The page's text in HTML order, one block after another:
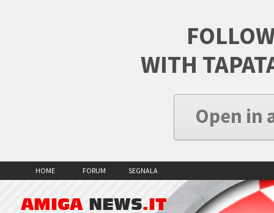
WITH
Open in
HOME FORUM SEGNALA
AMIGA NEWS.IT